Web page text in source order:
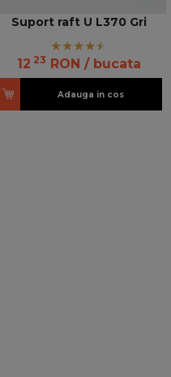
Suport raft U L370 Gri
12 23 RON / bucata
Adauga in cos